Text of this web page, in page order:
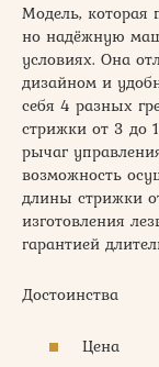
Модель, которая
но надёжную
условиях. Она
дизайном и
себя 4 разных
стрижки от 3 до
рычаг
возможность
длины стрижки
изготовления
гарантией
Достоинства
Цена